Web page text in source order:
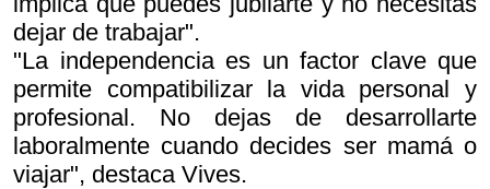
dejar de trabajar".
"La independencia es un factor clave que
permite compatibilizar la vida personal y
profesional. No dejas de desarrollarte
laboralmente cuando decides ser mamá o
viajar", destaca Vives.